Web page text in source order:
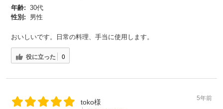
年齢: 30代
性別:
男性
おいしいです。日常の料理、手当に使用します。
役に立った 0
toko様 5年前
会員登録ありがとうございます！